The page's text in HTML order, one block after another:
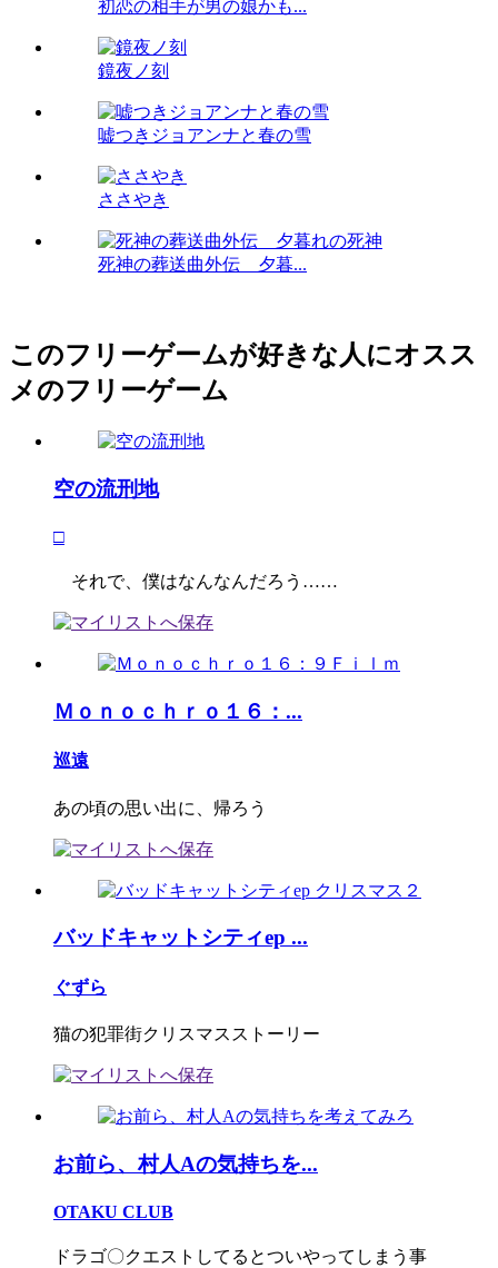
初恋の相手が男の娘かも...
鏡夜ノ刻
嘘つきジョアンナと春の雪
ささやき
死神の葬送曲外伝 夕暮...
このフリーゲームが好きな人にオスス
メのフリーゲーム
空の流刑地
□
それで、僕はなんなんだろう……
Ｍｏｎｏｃｈｒｏ１６：...
巡遠
あの頃の思い出に、帰ろう
バッドキャットシティep ...
ぐずら
猫の犯罪街クリスマスストーリー
お前ら、村人Aの気持ちを...
OTAKU CLUB
ドラゴ〇クエストしてるとついやってしまう事